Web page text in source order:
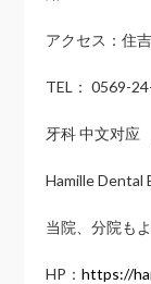
アクセス：住
TEL： 0569-
牙科 中文对
Hamille Dental
当院、分院も
HP：https://